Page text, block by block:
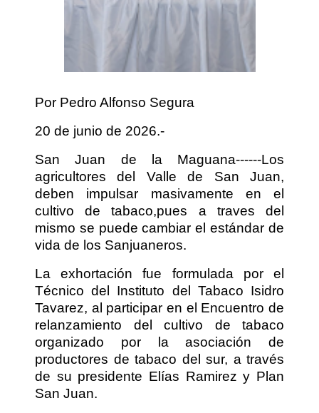
Por Pedro Alfonso Segura
20 de junio de 2026.-
San Juan de la Maguana------Los
agricultores del Valle de San Juan,
deben impulsar masivamente en el
cultivo de tabaco,pues a traves del
mismo se puede cambiar el estándar de
vida de los Sanjuaneros.
La exhortación fue formulada por el
Técnico del Instituto del Tabaco Isidro
Tavarez, al participar en el Encuentro de
relanzamiento del cultivo de tabaco
organizado por la asociación de
productores de tabaco del sur, a través
de su presidente Elías Ramirez y Plan
San Juan.